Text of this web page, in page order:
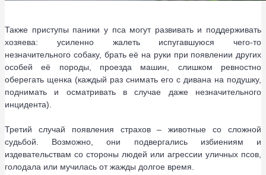
Также приступы паники у пса могут развивать и поддерживать
хозяева: усиленно жалеть испугавшуюся чего-то
незначительного собаку, брать её на руки при появлении других
особей её породы, проезда машин, слишком ревностно
оберегать щенка (каждый раз снимать его с дивана на подушку,
поднимать и осматривать в случае даже незначительного
инцидента).
Третий случай появления страхов – животные со сложной
судьбой. Возможно, они подвергались избиениям и
издевательствам со стороны людей или агрессии уличных псов,
голодала или мучилась от жажды долгое время.